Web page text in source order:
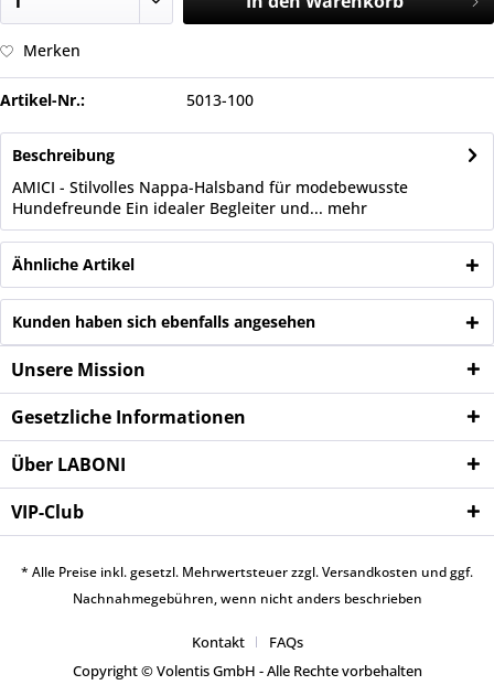
Merken
Artikel-Nr.: 5013-100
Beschreibung
AMICI - Stilvolles Nappa-Halsband für modebewusste
Hundefreunde Ein idealer Begleiter und... mehr
Ähnliche Artikel
Kunden haben sich ebenfalls angesehen
Unsere Mission
Gesetzliche Informationen
Über LABONI
VIP-Club
* Alle Preise inkl. gesetzl. Mehrwertsteuer zzgl.Versandkosten und ggf.
Nachnahmegebühren, wenn nicht anders beschrieben
Kontakt
FAQs
Copyright © Volentis GmbH - Alle Rechte vorbehalten